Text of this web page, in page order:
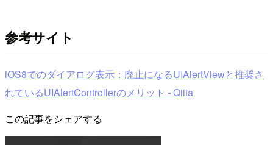
参考サイト
iOS8でのダイアログ表示：廃止になるUIAlertViewと推奨さ
れているUIAlertControllerのメリット - Qiita
この記事をシェアする